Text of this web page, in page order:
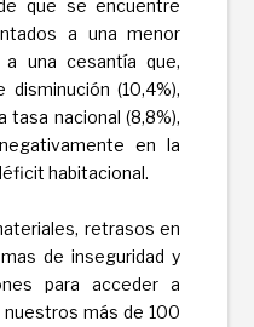
que se encuentre
a una menor
una cesantía que,
(10,4%),
nacional (8,8%),
en la
habitacional.
retrasos en
de inseguridad y
para acceder a
más de 100